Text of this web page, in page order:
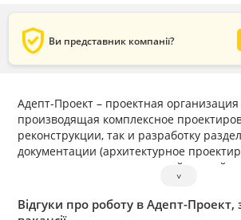
verified_user Ви представник компанії?
Адепт-Проект – проектная
производящая комплексное
реконструкции, так и разработку
документации (архитектурное
проектирование конструкций зданий и
инженерных сетей, специальных
˅
Відгуки про роботу в Адепт-Проект,